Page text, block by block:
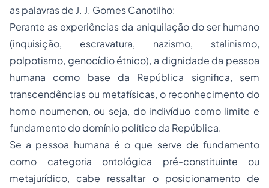
as palavras de J. J. Gomes Canotilho:
Perante as experiências da aniquilação do ser humano
(inquisição, escravatura, nazismo, stalinismo,
polpotismo, genocídio étnico), a dignidade da pessoa
humana como base da República significa, sem
transcendências ou metafísicas, o reconhecimento do
homo noumenon, ou seja, do indivíduo como limite e
fundamento do domínio político da República.
Se a pessoa humana é o que serve de fundamento
como categoria ontológica pré-constituinte ou
metajurídico, cabe ressaltar o posicionamento de